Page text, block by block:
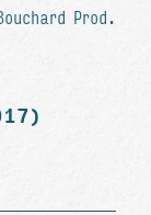
Prod.